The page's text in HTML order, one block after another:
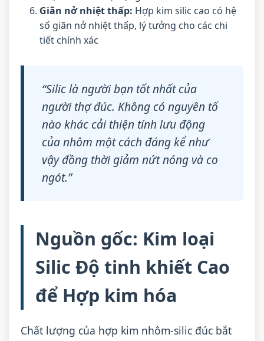
Giãn nở nhiệt thấp: Hợp kim silic cao có hệ
số giãn nở nhiệt thấp, lý tưởng cho các chi
tiết chính xác
“Silic là người bạn tốt nhất của
người thợ đúc. Không có nguyên tố
nào khác cải thiện tính lưu động
của nhôm một cách đáng kể như
vậy đồng thời giảm nứt nóng và co
ngót.”
Nguồn gốc: Kim loại
Silic Độ tinh khiết Cao
để Hợp kim hóa
Chất lượng của hợp kim nhôm-silic đúc bắt